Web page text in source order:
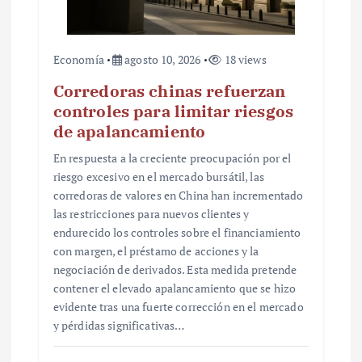
Economía agosto 10, 2026 18 views
Corredoras chinas refuerzan
controles para limitar riesgos
de apalancamiento
En respuesta a la creciente preocupación por el
riesgo excesivo en el mercado bursátil, las
corredoras de valores en China han incrementado
las restricciones para nuevos clientes y
endurecido los controles sobre el financiamiento
con margen, el préstamo de acciones y la
negociación de derivados. Esta medida pretende
contener el elevado apalancamiento que se hizo
evidente tras una fuerte corrección en el mercado
y pérdidas significativas…